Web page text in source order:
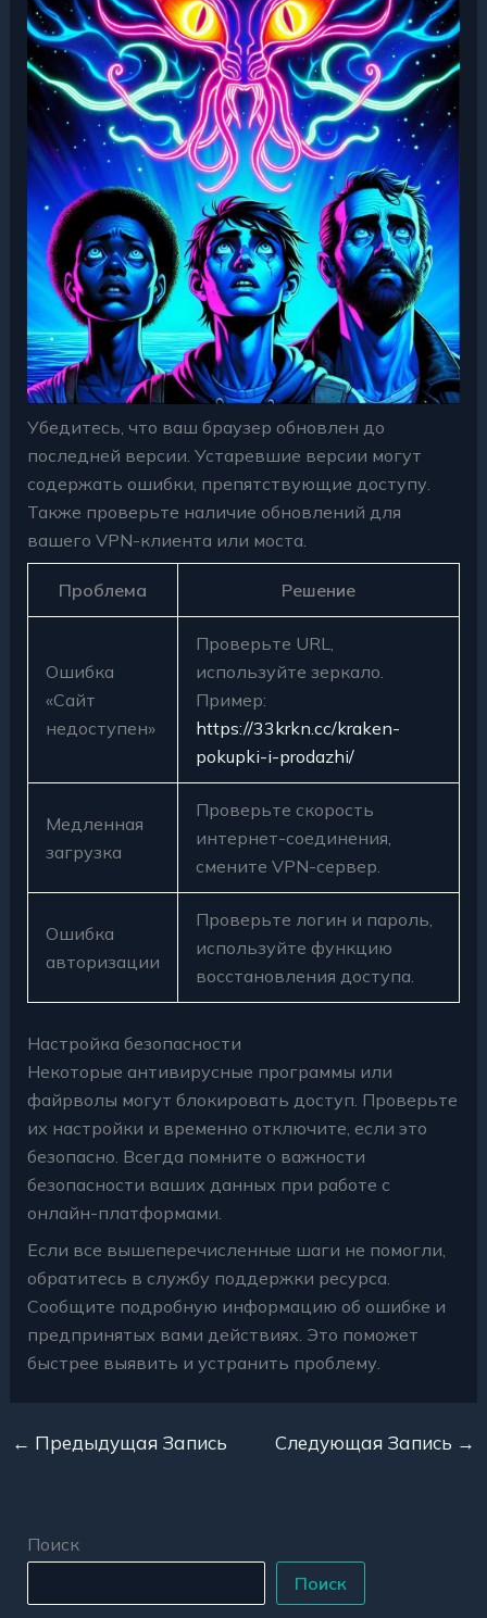
Убедитесь, что ваш браузер обновлен до
последней версии. Устаревшие версии могут
содержать ошибки, препятствующие доступу.
Также проверьте наличие обновлений для
вашего VPN-клиента или моста.
Проблема Решение
Ошибка
«Сайт
недоступен»
Проверьте URL,
используйте зеркало.
Пример:
https://33krkn.cc/kraken-
pokupki-i-prodazhi/
Медленная
загрузка
Проверьте скорость
интернет-соединения,
смените VPN-сервер.
Ошибка
авторизации
Проверьте логин и пароль,
используйте функцию
восстановления доступа.
Настройка безопасности
Некоторые антивирусные программы или
файрволы могут блокировать доступ. Проверьте
их настройки и временно отключите, если это
безопасно. Всегда помните о важности
безопасности ваших данных при работе с
онлайн-платформами.
Если все вышеперечисленные шаги не помогли,
обратитесь в службу поддержки ресурса.
Сообщите подробную информацию об ошибке и
предпринятых вами действиях. Это поможет
быстрее выявить и устранить проблему.
← Предыдущая Запись Следующая Запись →
Поиск
Поиск